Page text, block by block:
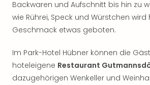
Backwaren und Aufschnitt bis hin zu
wie Rührei, Speck und Würstchen wird
Geschmack etwas geboten.
Im Park-Hotel Hübner können die
hoteleigene Restaurant
dazugehörigen Wenkeller und